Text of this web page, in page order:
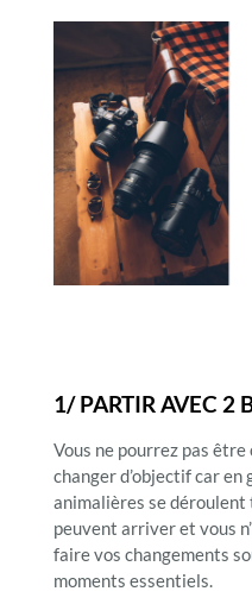
1/ PARTIR AVEC 2
Vous ne pourrez pas
changer d’objectif car en
animalières se déroulent
peuvent arriver et vous
faire vos changements
moments essentiels.